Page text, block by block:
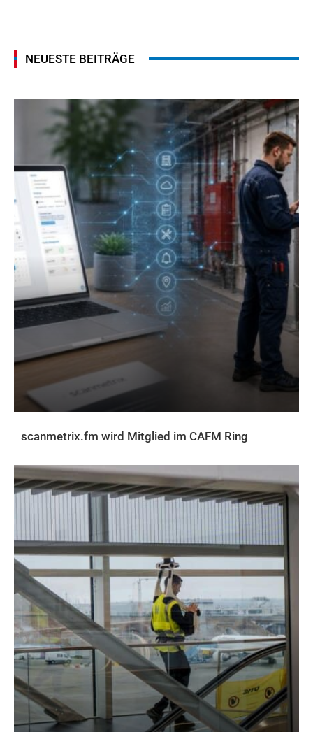
NEUESTE BEITRÄGE
scanmetrix.fm wird Mitglied im CAFM Ring